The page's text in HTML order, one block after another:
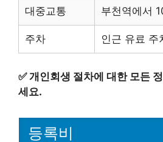
대중교통 부천역에서
주차 인근 유료 주
✅개인회생 절차에 대한 모든
세요.
등록비